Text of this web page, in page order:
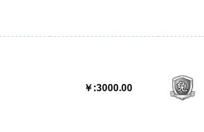
￥:3000.00